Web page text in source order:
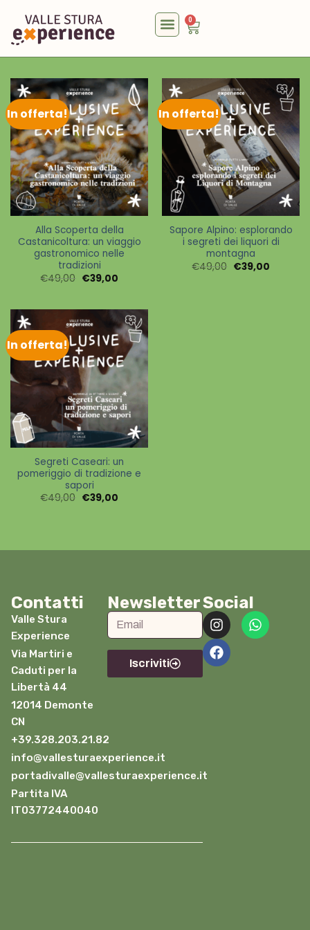
0
In offerta!
Alla Scoperta della
Castanicoltura: un viaggio
gastronomico nelle
tradizioni
€49,00 €39,00
In offerta!
Sapore Alpino: esplorando
i segreti dei liquori di
montagna
€49,00 €39,00
In offerta!
Segreti Caseari: un
pomeriggio di tradizione e
sapori
€49,00 €39,00
Contatti
Valle Stura
Experience
Via Martiri e
Caduti per la
Libertà 44
12014 Demonte
CN
+39.328.203.21.82
info@vallesturaexperience.it
portadivalle@vallesturaexperience.it
Partita IVA
IT03772440040
Newsletter
Iscriviti
Social